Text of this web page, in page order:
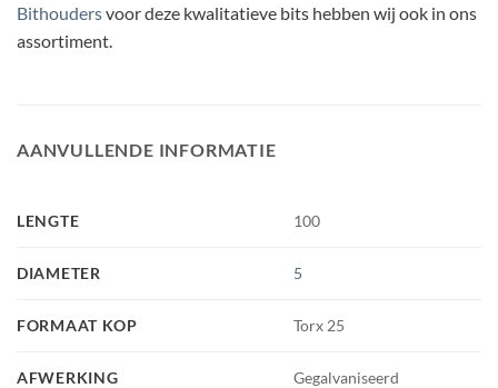
Bithoudersvoor deze kwalitatieve bits hebben wij ook in ons
assortiment.
AANVULLENDE INFORMATIE
LENGTE 100
DIAMETER 5
FORMAAT KOP Torx 25
AFWERKING Gegalvaniseerd